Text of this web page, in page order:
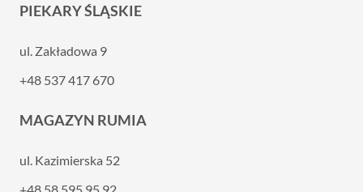
PIEKARY ŚLĄSKIE
ul. Zakładowa 9
+48 537 417 670
MAGAZYN RUMIA
ul. Kazimierska 52